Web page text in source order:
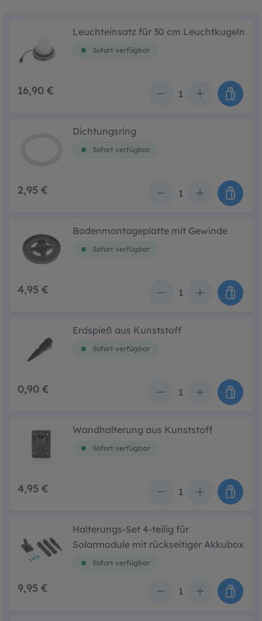
Leuchteinsatz für 30 cm Leuchtkugeln
Sofort verfügbar
16,90 €
Dichtungsring
Sofort verfügbar
2,95 €
Bodenmontageplatte mit Gewinde
Sofort verfügbar
4,95 €
Erdspieß aus Kunststoff
Sofort verfügbar
0,90 €
Wandhalterung aus Kunststoff
Sofort verfügbar
4,95 €
Halterungs-Set 4-teilig für
Solarmodule mit rückseitiger Akkubox
Sofort verfügbar
9,95 €